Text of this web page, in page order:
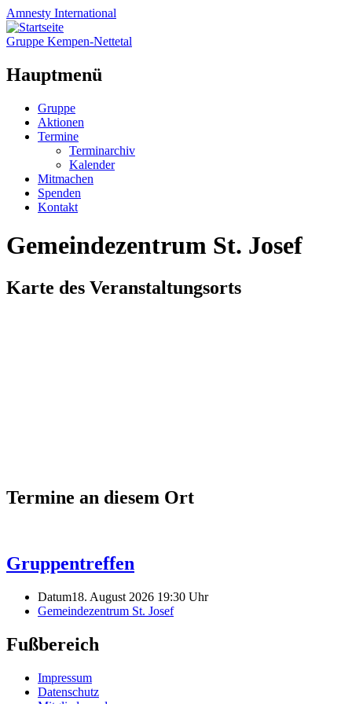
Amnesty International
Gruppe Kempen-Nettetal
Hauptmenü
Zum
Inhalt
springen
Gruppe
Aktionen
Termine
Terminarchiv
Kalender
Mitmachen
Spenden
Kontakt
Gemeindezentrum St. Josef
Karte des Veranstaltungsorts
Termine an diesem Ort
Gruppentreffen
Datum18. August 2026 19:30 Uhr
Gemeindezentrum St. Josef
Fußbereich
Impressum
Datenschutz